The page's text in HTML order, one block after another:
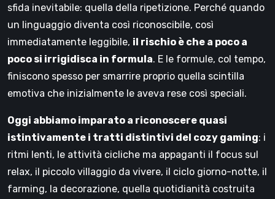
sfida inevitabile: quella della ripetizione. Perché quando
un linguaggio diventa così riconoscibile, così
immediatamente leggibile, il rischio è che a poco a
poco si irrigidisca in formula. E le formule, col tempo,
finiscono spesso per smarrire proprio quella scintilla
emotiva che inizialmente le aveva rese così speciali.
Oggi abbiamo imparato a riconoscere quasi
istintivamente i tratti distintivi del cozy gaming: i
ritmi lenti, le attività cicliche ma appaganti il focus sul
relax, il piccolo villaggio da vivere, il ciclo giorno-notte, il
farming, la decorazione, quella quotidianità costruita